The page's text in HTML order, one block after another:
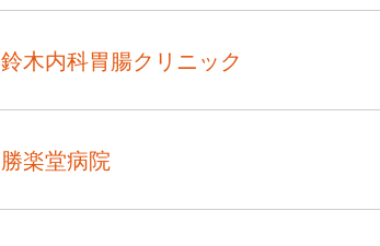
鈴木内科胃腸クリニック
勝楽堂病院